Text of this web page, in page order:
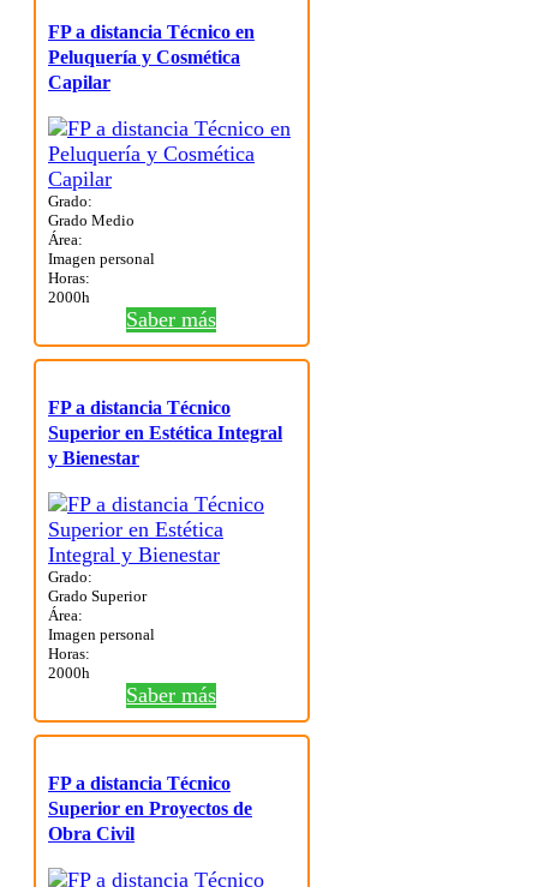
FP a distancia Técnico en
Peluquería y Cosmética
Capilar
Grado:
Grado Medio
Área:
Imagen personal
Horas:
2000h
Saber más
FP a distancia Técnico
Superior en Estética Integral
y Bienestar
Grado:
Grado Superior
Área:
Imagen personal
Horas:
2000h
Saber más
FP a distancia Técnico
Superior en Proyectos de
Obra Civil